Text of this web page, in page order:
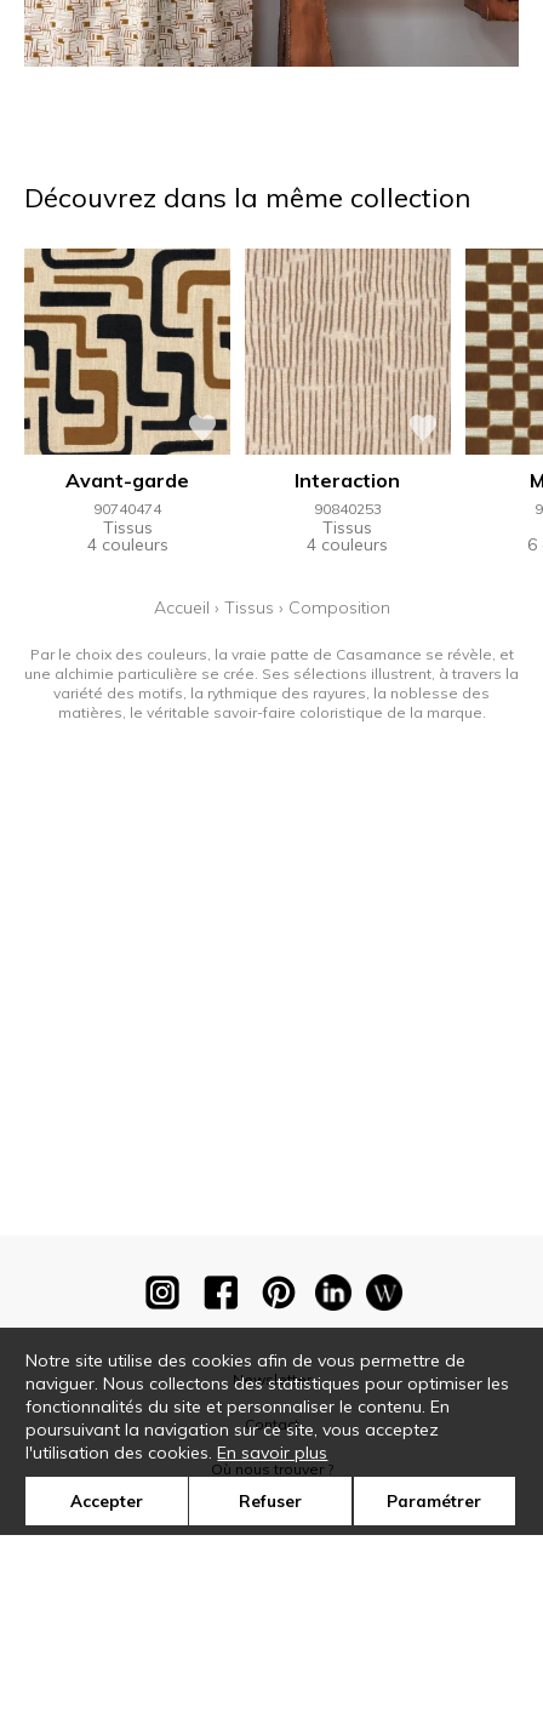
Découvrez dans la même collection
Avant-garde
90740474
Tissus
4 couleurs
Interaction
90840253
Tissus
4 couleurs 6
Accueil › Tissus › Composition
Par le choix des couleurs, la vraie patte de Casamance se révèle, et
une alchimie particulière se crée. Ses sélections illustrent, à travers la
variété des motifs, la rythmique des rayures, la noblesse des
matières, le véritable savoir-faire coloristique de la marque.
Newsletter
Contact
Où nous trouver ?
Notre site utilise des cookies afin de vous permettre de
naviguer. Nous collectons des statistiques pour optimiser les
fonctionnalités du site et personnaliser le contenu. En
poursuivant la navigation sur ce site, vous acceptez
l'utilisation des cookies.En savoir plus
Accepter Refuser Paramétrer